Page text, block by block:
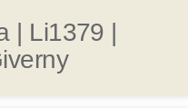
Li1379 |